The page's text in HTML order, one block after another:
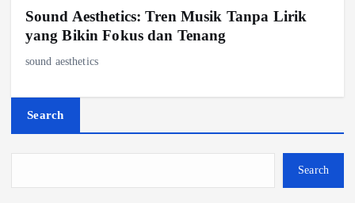
Sound Aesthetics: Tren Musik Tanpa Lirik
yang Bikin Fokus dan Tenang
sound aesthetics
Search
Search